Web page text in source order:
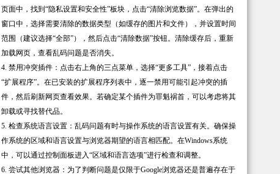
页面中，找到“隐私设置和安全性”板块，点击“清除浏览数据”。在弹出的
窗口中，选择需要清除的数据类型（如缓存的图片和文件），并设置时间
范围（建议选择“全部”），然后点击“清除数据”按钮。清除缓存后，重新
加载网页，查看乱码问题是否消失。
4. 禁用冲突插件：点击右上角的三点菜单，选择“更多工具”，接着点击
“扩展程序”。在已安装的扩展程序列表中，逐一禁用可能引起冲突的插
件，然后刷新网页查看效果。若确定某个插件为罪魁祸首，可以考虑将其
卸载或寻找替代品。
5. 检查系统语言设置：乱码问题有时与操作系统的语言设置有关。确保操
作系统的区域和语言设置与浏览器期望的语言相匹配。在Windows系统
中，可以通过控制面板进入“区域和语言选项”进行检查和调整。
6. 尝试其他浏览器：为了判断问题是仅限于Google浏览器还是普遍存在于